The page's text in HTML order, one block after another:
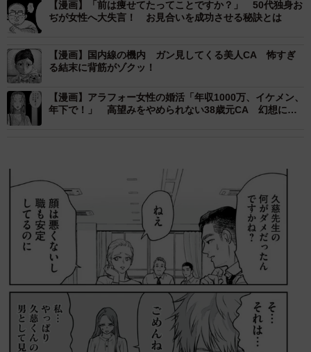
【漫画】「前は痩せてたってことですか？」 50代独身お
ぢが女性へ大失言！ お見合いを成功させる秘訣とは
【漫画】国内線の機内 ガン見してくる美人CA 怖すぎ
る結末に背筋がゾクッ！
【漫画】アラフォー女性の婚活「年収1000万、イケメン、
年下で！」 高望みをやめられない38歳元CA 幻想に弄